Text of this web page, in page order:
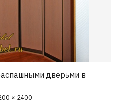
дверьми в
× 2400